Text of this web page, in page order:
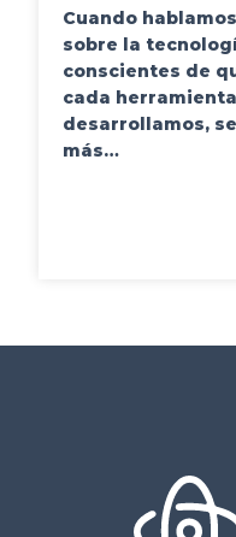
Cuando
sobre la
conscientes de
cada
desarrollamos,
más…